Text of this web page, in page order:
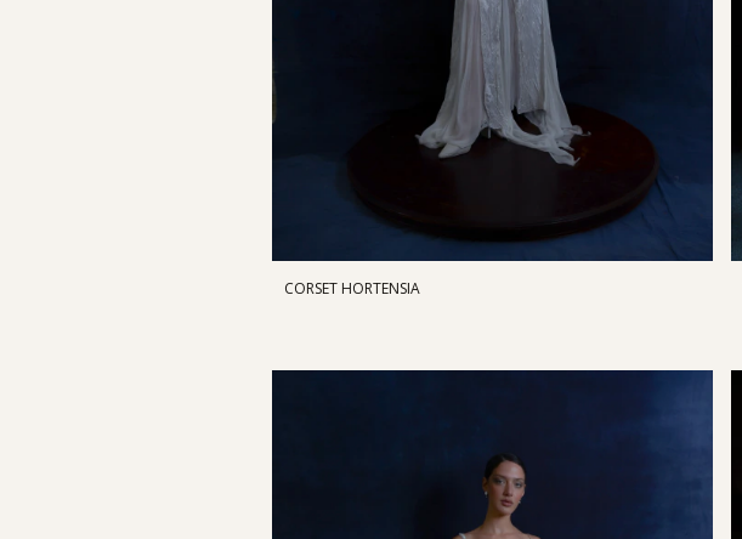
CORSET HORTENSIA